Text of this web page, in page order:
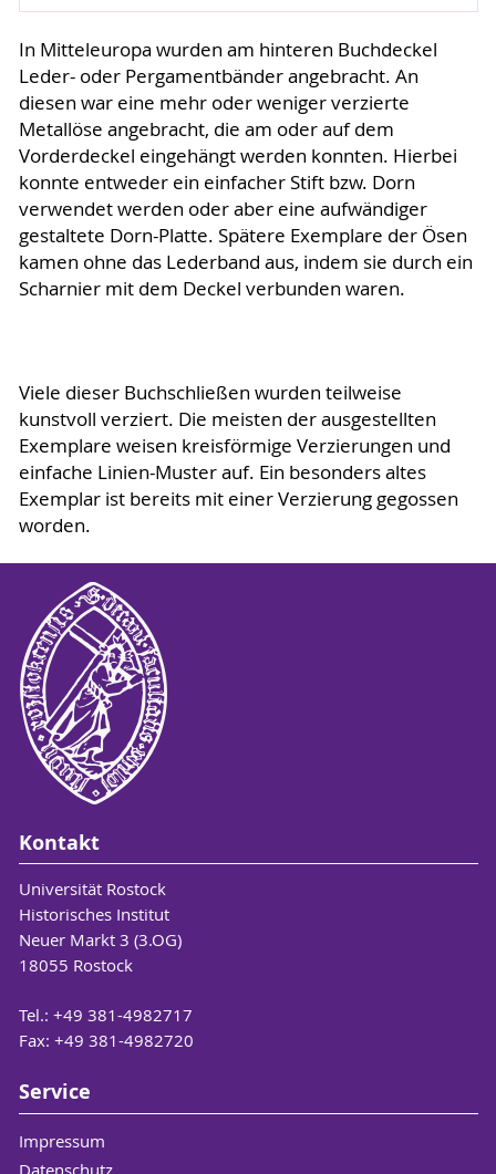
In Mitteleuropa wurden am hinteren Buchdeckel
Leder- oder Pergamentbänder angebracht. An
diesen war eine mehr oder weniger verzierte
Metallöse angebracht, die am oder auf dem
Vorderdeckel eingehängt werden konnten. Hierbei
konnte entweder ein einfacher Stift bzw. Dorn
verwendet werden oder aber eine aufwändiger
gestaltete Dorn-Platte. Spätere Exemplare der Ösen
kamen ohne das Lederband aus, indem sie durch ein
Scharnier mit dem Deckel verbunden waren.
Viele dieser Buchschließen wurden teilweise
kunstvoll verziert. Die meisten der ausgestellten
Exemplare weisen kreisförmige Verzierungen und
einfache Linien-Muster auf. Ein besonders altes
Exemplar ist bereits mit einer Verzierung gegossen
worden.
Kontakt
Universität Rostock
Historisches Institut
Neuer Markt 3 (3.OG)
18055 Rostock
Tel.: +49 381-4982717
Fax: +49 381-4982720
Service
Impressum
Datenschutz